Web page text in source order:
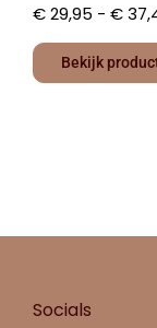
€29,95 - €
Bekijk
Socials